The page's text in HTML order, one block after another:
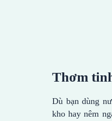
Thơm
Dù bạn dùng
kho hay nêm